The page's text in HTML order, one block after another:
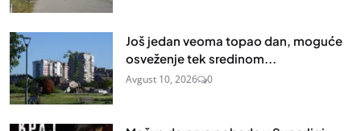
Još jedan veoma topao dan, moguće
osveženje tek sredinom...
Avgust 10, 2026 0